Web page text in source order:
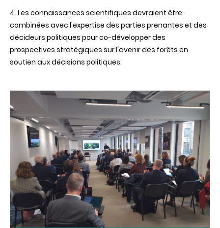
4. Les connaissances scientifiques devraient être
combinées avec l'expertise des parties prenantes et des
décideurs politiques pourco-développer des
prospectives stratégiques sur l'avenir des forêts en
soutien aux décisions politiques.